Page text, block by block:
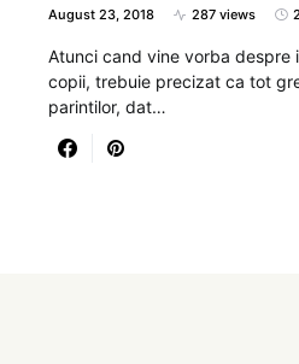
August 23, 2018 287 views
Atunci cand vine vorba despre
copii, trebuie precizat ca tot
parintilor, dat…